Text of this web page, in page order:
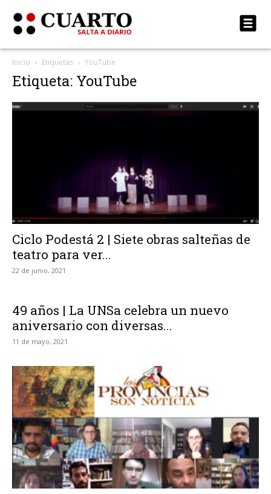
Inicio Etiquetas YouTube
Etiqueta: YouTube
Ciclo Podestá 2 | Siete obras salteñas de
teatro para ver...
22 de junio, 2021
49 años | La UNSa celebra un nuevo
aniversario con diversas...
11 de mayo, 2021